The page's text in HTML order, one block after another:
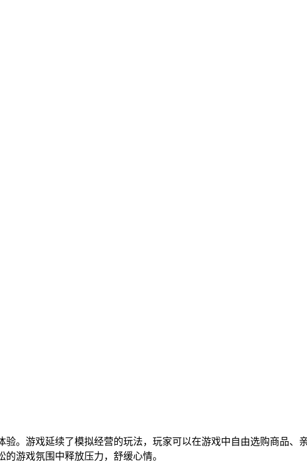
。游戏延续了模拟经营的玩法，玩家可以在游戏中自由选购商品、
游戏氛围中释放压力，舒缓心情。